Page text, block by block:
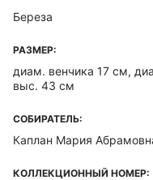
Береза
РАЗМЕР:
диам. венчика 17 см,
выс. 43 см
СОБИРАТЕЛЬ:
Каплан Мария
КОЛЛЕКЦИОННЫЙ НОМЕР: